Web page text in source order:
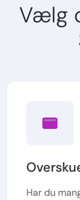
Vælg
Har du